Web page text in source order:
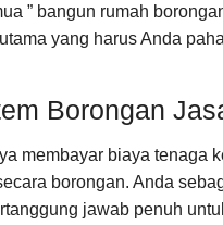
” bangun rumah
yang harus Anda
Borongan
membayar biaya tenaga
borongan. Anda
jawab penuh